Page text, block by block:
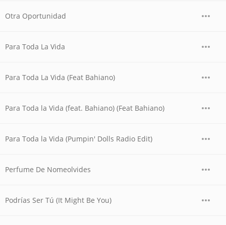
Otra Oportunidad
Para Toda La Vida
Para Toda La Vida (Feat Bahiano)
Para Toda la Vida (feat. Bahiano) (Feat Bahiano)
Para Toda la Vida (Pumpin' Dolls Radio Edit)
Perfume De Nomeolvides
Podrías Ser Tú (It Might Be You)